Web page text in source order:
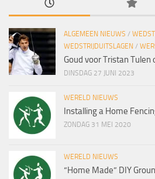
ALGEMEEN NIEUWS /
WEDSTRIJDUITSLAGEN /
Goud voor Tristan Tulen
DINSDAG 27 JUNI 2023
WERELD NIEUWS
Installing a Home
ZONDAG 31 MEI 2020
WERELD NIEUWS
“Home Made” DIY